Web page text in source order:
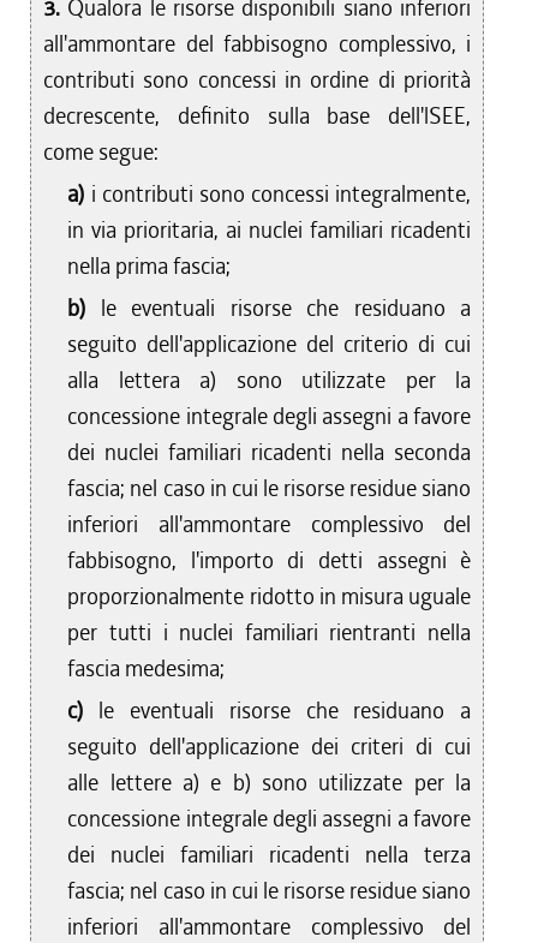
3. Qualora le risorse disponibili siano inferiori
all'ammontare del fabbisogno complessivo, i
contributi sono concessi in ordine di priorità
decrescente, definito sulla base dell'lSEE,
come segue:
a) i contributi sono concessi integralmente,
in via prioritaria, ai nuclei familiari ricadenti
nella prima fascia;
b) le eventuali risorse che residuano a
seguito dell'applicazione del criterio di cui
alla lettera a) sono utilizzate per la
concessione integrale degli assegni a favore
dei nuclei familiari ricadenti nella seconda
fascia; nel caso in cui le risorse residue siano
inferiori all'ammontare complessivo del
fabbisogno, l'importo di detti assegni è
proporzionalmente ridotto in misura uguale
per tutti i nuclei familiari rientranti nella
fascia medesima;
c) le eventuali risorse che residuano a
seguito dell'applicazione dei criteri di cui
alle lettere a) e b) sono utilizzate per la
concessione integrale degli assegni a favore
dei nuclei familiari ricadenti nella terza
fascia; nel caso in cui le risorse residue siano
inferiori all'ammontare complessivo del